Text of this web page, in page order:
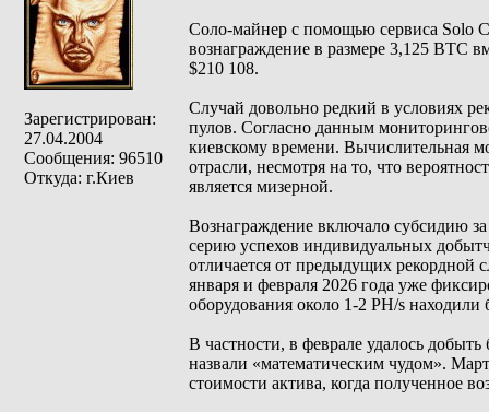
Зарегистрирован:
27.04.2004
Сообщения: 96510
Откуда: г.Киев
Соло-майнер с помощью сервиса Solo
вознаграждение в размере 3,125 BTC
$210 108.
Случай довольно редкий в условиях
пулов. Согласно данным
киевскому времени. Вычислительная
отрасли, несмотря на то, что
является мизерной.
Вознаграждение включало субсидию
серию успехов индивидуальных
отличается от предыдущих рекордной
января и февраля 2026 года уже
оборудования около 1-2 PH/s находили
В частности, в феврале удалось
назвали «математическим чудом».
стоимости актива, когда полученное